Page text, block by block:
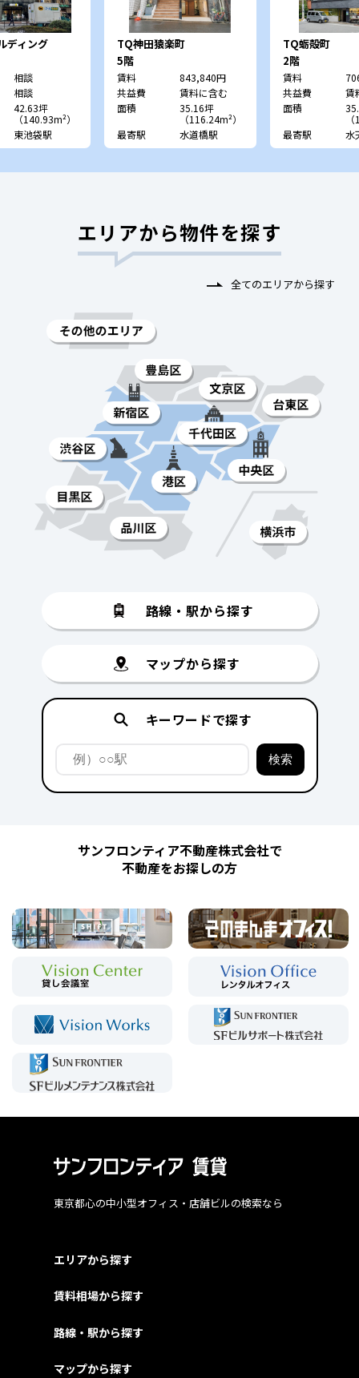
ディング
相談
相談
42.63坪
（140.93m²）
東池袋駅
TQ神田猿楽町
5階
賃料
843,840円
共益費
賃料に含む
面積
35.16坪
（116.24m²）
最寄駅
水道橋駅
TQ蛎殻町
2階
賃料
共益費
賃
面積
最寄駅
水
エリアから物件を探す
全てのエリアから探す
路線・駅から探す
マップから探す
キーワードで探す
サンフロンティア不動産株式会社で
不動産をお探しの方
東京都心の中小型オフィス・店舗ビルの検索なら
エリアから探す
賃料相場から探す
路線・駅から探す
マップから探す